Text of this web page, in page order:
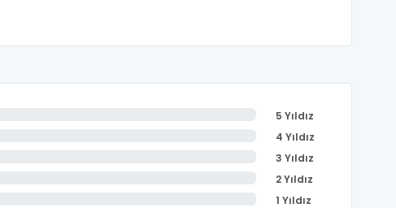
5 Yıldız
4 Yıldız
3 Yıldız
2 Yıldız
1 Yıldız